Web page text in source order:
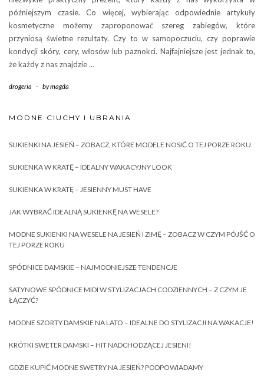
późniejszym czasie. Co więcej, wybierając odpowiednie artykuły
kosmetyczne możemy zaproponować szereg zabiegów, które
przyniosą świetne rezultaty. Czy to w samopoczuciu, czy poprawie
kondycji skóry, cery, włosów lub paznokci. Najfajniejsze jest jednak to,
że każdy z nas znajdzie …
drogeria - bymagda
MODNE CIUCHY I UBRANIA
SUKIENKI NA JESIEŃ – ZOBACZ, KTÓRE MODELE NOSIĆ O TEJ PORZE ROKU
SUKIENKA W KRATĘ – IDEALNY WAKACYJNY LOOK
SUKIENKA W KRATĘ – JESIENNY MUST HAVE
JAK WYBRAĆ IDEALNĄ SUKIENKĘ NA WESELE?
MODNE SUKIENKI NA WESELE NA JESIEŃ I ZIMĘ – ZOBACZ W CZYM PÓJŚĆ O
TEJ PORZE ROKU
SPÓDNICE DAMSKIE – NAJMODNIEJSZE TENDENCJE
SATYNOWE SPÓDNICE MIDI W STYLIZACJACH CODZIENNYCH – Z CZYM JE
ŁĄCZYĆ?
MODNE SZORTY DAMSKIE NA LATO – IDEALNE DO STYLIZACJI NA WAKACJE!
KRÓTKI SWETER DAMSKI – HIT NADCHODZĄCEJ JESIENI!
GDZIE KUPIĆ MODNE SWETRY NA JESIEŃ? PODPOWIADAMY